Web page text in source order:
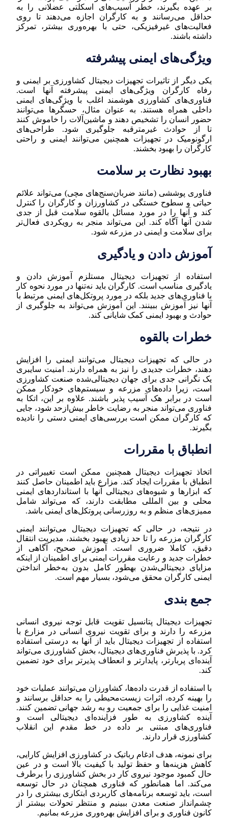
بر عهده بگیرند، خطر آسیب‌های اسکلتی عضلانی را به
حداقل می‌رسانند و به کارگران اجازه می‌دهند تا روی
فعالیت‌های غیرفیزیکی، حتی با بهره‌وری بیشتر، تمرکز
داشته باشند.
ویژگی‌های ایمنی پیشرفته
یکی دیگر از تاثیرات تجهیزات دیجیتال کشاورزی بر ایمنی و
رفاه کارگران ویژگی‌های ایمنی پیشرفته آنها است.
فناوری‌های کشاورزی هوشمند اغلب با ویژگی‌های ایمنی
داخلی همراه هستند. به عنوان مثال، حسگرها می‌توانند
حضور انسان را تشخیص دهند و ماشین‌آلات را خاموش کنند
تا از حوادث غیر‌مترقبه جلوگیری شود. طراحی‌های
ارگونومیک در تجهیزات همچنین می‌توانند ایمنی و راحتی
کارگران را بهبود بخشند.
بهبود نظارت بر سلامت
فناوری پوششی (مانند ضربان‌سنج‌های مچی) می‌تواند علائم
حیاتی و سطوح خستگی در کشاورزان و کارگران را کنترل
کند و آنها را در مورد مسائل بالقوه سلامت قبل از جدی
شدن آنها آگاه کند. این می‌تواند منجر به رویکردی فعال‌تر
برای سلامت و ایمنی در مزرعه شود.
آموزش دادن و یادگیری
استفاده از تجهیزات دیجیتال مستلزم آموزش دادن و
یادگیری مناسب است. کارگران باید نه‌تنها در مورد نحوه کار
با فناوری‌های جدید بلکه در مورد پروتکل‌های ایمنی مرتبط با
آنها نیز آموزش ببینند. این آموزش می‌تواند به جلوگیری از
حوادث و بهبود ایمنی کمک شایانی کند.
خطرات بالقوه
در حالی که تجهیزات دیجیتال می‌توانند ایمنی را افزایش
دهند، خطرات جدیدی را نیز به همراه دارند. امنیت سایبری
یک نگرانی جدی برای جهان دیجیتالی‌شده صنعت کشاورزی
است، زیرا داده‌های مزرعه و سیستم‌های خودکار ممکن
است در برابر هک آسیب پذیر باشند. علاوه بر این، اتکا به
فناوری می‌تواند منجر به رضایت خاطر بیش‌ازحد شود، جایی
که کارگران ممکن است بررسی‌های ایمنی دستی را نادیده
بگیرند.
انطباق با مقررات
اتخاذ تجهیزات دیجیتال همچنین ممکن است تغییراتی در
انطباق با مقررات ایجاد کند. مزارع باید اطمینان حاصل کنند
که ابزارها و شیوه‌های دیجیتالی آنها با استانداردهای ایمنی
محلی و بین المللی مطابقت دارند، که می‌تواند شامل
ممیزی‌های منظم و به روز‌رسانی پروتکل‌های ایمنی باشد.
در نتیجه، در حالی که تجهیزات دیجیتال می‌توانند ایمنی
کارگران مزرعه را تا حد زیادی بهبود بخشند، مدیریت انتقال
دقیق، کاملا ضروری است. آموزش صحیح، آگاهی از
خطرات جدید و رعایت مقررات ایمنی برای اطمینان از اینکه
مزایای دیجیتالی‌شدن بهطور کامل بدون به‌خطر انداختن
ایمنی کارگران محقق می‌شود، بسیار مهم است.
جمع بندی
تجهیزات دیجیتال پتانسیل تقویت قابل توجه نیروی انسانی
مزرعه را دارند و برای تقویت نیروی انسانی در مزارع با
استفاده از تجهیزات دیجیتال باید از آنها به درستی استفاده
کرد. با پذیرش فناوری‌های دیجیتال، بخش کشاورزی می‌تواند
آینده‌ای پربارتر، پایدارتر و انعطاف پذیرتر برای خود تضمین
کند.
با استفاده از قدرت داده‌ها، کشاورزان می‌توانند عملیات خود
را بهینه کرده، اثرات زیست‌محیطی را به حداقل برسانند و
امنیت غذایی را برای جمعیت رو به رشد جهانی تضمین کنند.
آینده کشاورزی به طور فزاینده‌ای دیجیتالی است و
فناوری‌های مبتنی بر داده در خط مقدم این انقلاب
کشاورزی قرار دارند.
برای نمونه، هدف ادغام رباتیک در کشاورزی افزایش کارایی،
کاهش هزینه‌ها و حفظ تولید با کیفیت بالا است و در عین
حال کمبود موجود نیروی کار در بخش کشاورزی را برطرف
می‌کند. اما همانطور که فناوری همچنان در حال توسعه
است، باید توسعه برنامه‌های کاربردی ابتکاری بیشتری را در
چشم‌انداز صنعت معدن ببینیم و منتظر تحولات بیشتر از
کانون فناوری و برای افزایش بهره‌وری مزرعه بمانیم.